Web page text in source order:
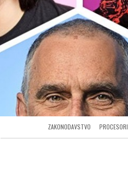
ZAKONODAVSTVO PROCESORI